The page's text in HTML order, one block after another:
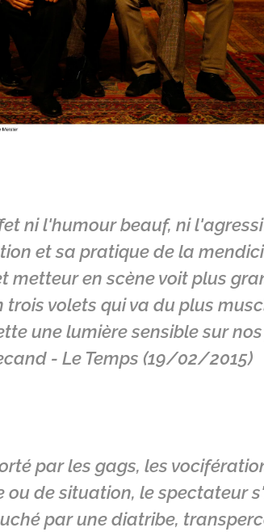
ni l'humour beauf, ni
et sa pratique de la
metteur en scène voit plus
volets qui va du plus
une lumière sensible sur
- Le Temps (19/02/2015)
par les gags, les
ou de situation, le spectateur
par une diatribe,